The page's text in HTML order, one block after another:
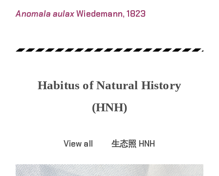
Anomala aulaxWiedemann, 1823
Habitus of Natural History
(HNH)
View all 生态照 HNH